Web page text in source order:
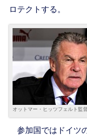
ロテクトする。
オットマー・ヒッツフェルト監
参加国ではドイツ